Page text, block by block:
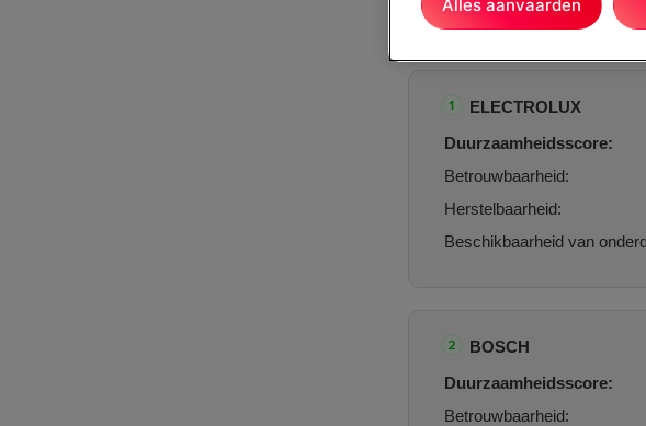
ELECTROLUX
Duurzaamheidsscore:
Betrouwbaarheid:
Herstelbaarheid:
Beschikbaarheid van
BOSCH
Duurzaamheidsscore:
Betrouwbaarheid:
Alles aanvaarden